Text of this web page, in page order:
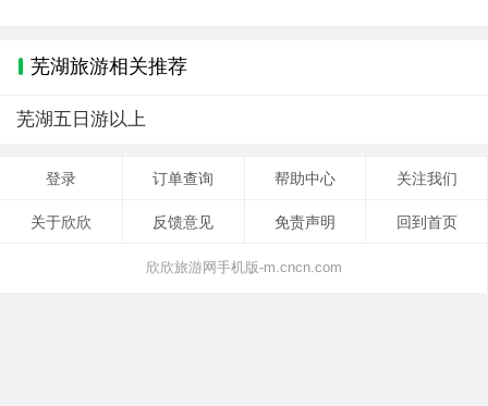
芜湖旅游相关推荐
芜湖五日游以上
登录 订单查询 帮助中心 关注我们
关于欣欣 反馈意见 免责声明 回到首页
欣欣旅游网手机版-m.cncn.com